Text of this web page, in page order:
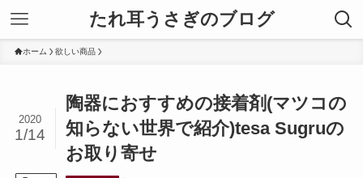
たれ耳うさぎのブログ
ホーム 欲しい商品
陶器におすすめの接着剤(マツコの
知らない世界で紹介)tesa Sugruの
お取り寄せ
2020
1/14